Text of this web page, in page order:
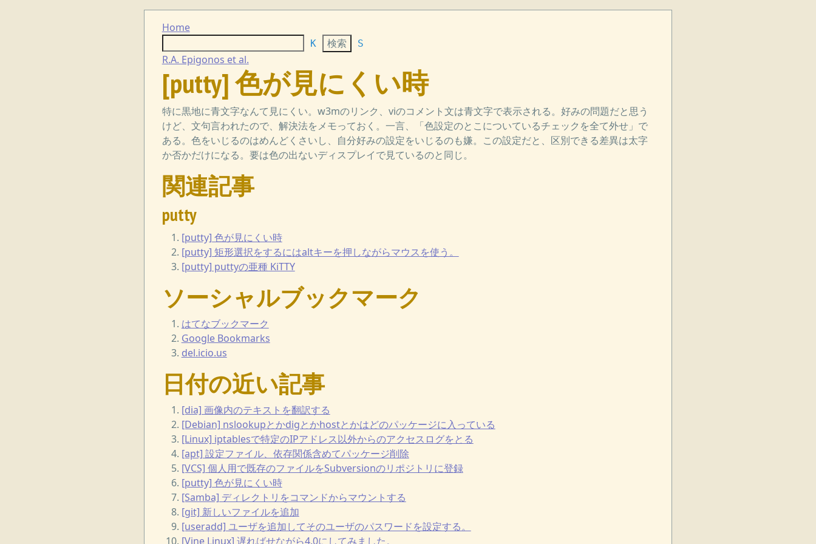
Home
K S
R.A. Epigonos et al.
[putty] 色が見にくい時
特に黒地に青文字なんて見にくい。w3mのリンク、viのコメント文は青文字で表示される。好みの問題だと思う
けど、文句言われたので、解決法をメモっておく。一言、「色設定のとこについているチェックを全て外せ」で
ある。色をいじるのはめんどくさいし、自分好みの設定をいじるのも嫌。この設定だと、区別できる差異は太字
か否かだけになる。要は色の出ないディスプレイで見ているのと同じ。
関連記事
putty
[putty] 色が見にくい時
[putty] 矩形選択をするにはaltキーを押しながらマウスを使う。
[putty] puttyの亜種 KiTTY
ソーシャルブックマーク
はてなブックマーク
Google Bookmarks
del.icio.us
日付の近い記事
[dia] 画像内のテキストを翻訳する
[Debian] nslookupとかdigとかhostとかはどのパッケージに入っている
[Linux] iptablesで特定のIPアドレス以外からのアクセスログをとる
[apt] 設定ファイル、依存関係含めてパッケージ削除
[VCS] 個人用で既存のファイルをSubversionのリポジトリに登録
[putty] 色が見にくい時
[Samba] ディレクトリをコマンドからマウントする
[git] 新しいファイルを追加
[useradd] ユーザを追加してそのユーザのパスワードを設定する。
[Vine Linux] 遅ればせながら4.0にしてみました。